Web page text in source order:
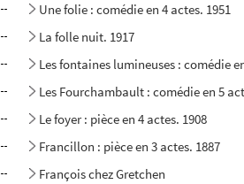
Une folie : comédie en 4 actes. 1951
La folle nuit. 1917
Les fontaines lumineuses : comédie
Les Fourchambault : comédie en 5
Le foyer : pièce en 4 actes. 1908
Francillon : pièce en 3 actes. 1887
François chez Gretchen